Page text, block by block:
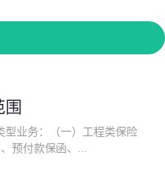
围
型业务：（一）工程类保险
预付款保函、...